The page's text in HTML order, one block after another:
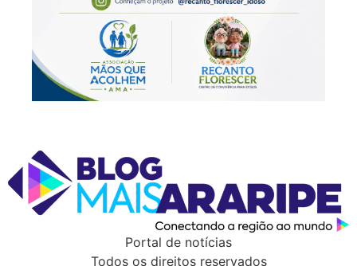
Portal de notícias
Todos os direitos reservados